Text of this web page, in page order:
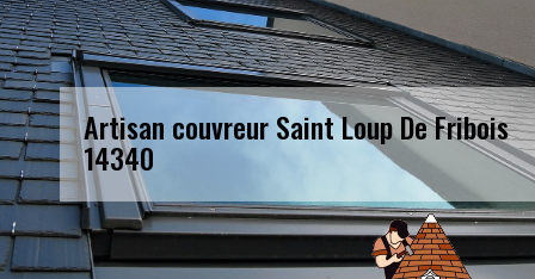
Artisan couvreur Saint Loup De Fribois
14340